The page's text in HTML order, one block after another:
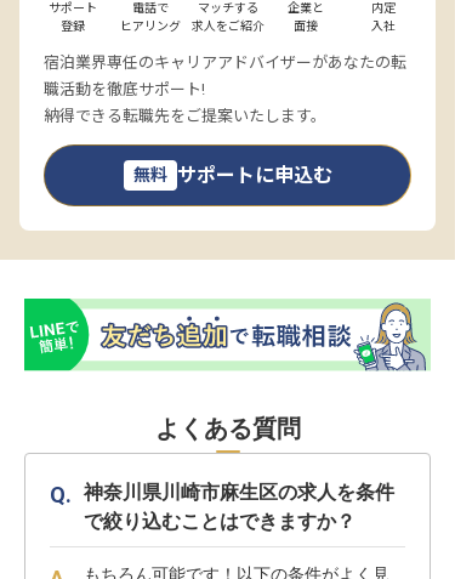
サポート
登録
電話で
ヒアリング
マッチする
求人をご紹介
企業と
面接
内定
入社
宿泊業界専任のキャリアアドバイザーがあなたの転
職活動を徹底サポート!
納得できる転職先をご提案いたします。
無料 サポートに申込む
よくある質問
神奈川県川崎市麻生区の求人を条件
で絞り込むことはできますか？
もちろん可能です！以下の条件がよく見